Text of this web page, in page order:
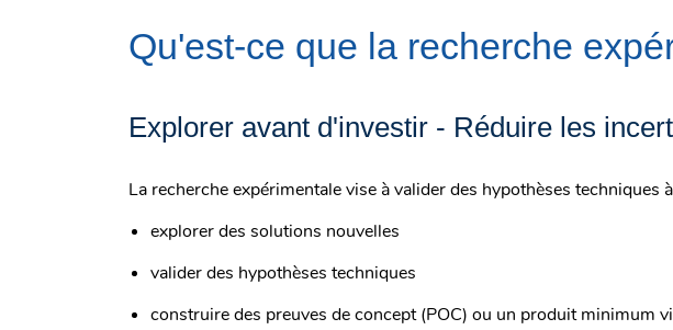
Qu'est-ce que la recherche
Explorer avant d'investir - Réduire les
La recherche expérimentale vise à valider des hypothèses techniques
explorer des solutions nouvelles
valider des hypothèses techniques
construire des preuves de concept (POC) ou un produit minimum